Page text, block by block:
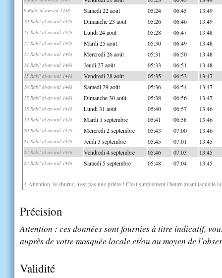
9 Rabi' al-awwal 1448 Samedi 22 août 05:24 06:45 13:49
10 Rabi' al-awwal 1448 Dimanche 23 août 05:26 06:46 13:49
11 Rabi' al-awwal 1448 Lundi 24 août 05:28 06:47 13:48
12 Rabi' al-awwal 1448 Mardi 25 août 05:30 06:49 13:48
13 Rabi' al-awwal 1448 Mercredi 26 août 05:31 06:50 13:48
14 Rabi' al-awwal 1448 Jeudi 27 août 05:33 06:51 13:48
15 Rabi' al-awwal 1448 Vendredi 28 août 05:35 06:53 13:47
16 Rabi' al-awwal 1448 Samedi 29 août 05:36 06:54 13:47
17 Rabi' al-awwal 1448 Dimanche 30 août 05:38 06:56 13:47
18 Rabi' al-awwal 1448 Lundi 31 août 05:40 06:57 13:46
19 Rabi' al-awwal 1448 Mardi 1 septembre 05:41 06:58 13:46
20 Rabi' al-awwal 1448 Mercredi 2 septembre 05:43 07:00 13:46
21 Rabi' al-awwal 1448 Jeudi 3 septembre 05:45 07:01 13:45
22 Rabi' al-awwal 1448 Vendredi 4 septembre 05:46 07:03 13:45
23 Rabi' al-awwal 1448 Samedi 5 septembre 05:48 07:04 13:45
* Attention, le shuruq n'est pas une prière ! C'est simplement l'heure avant laquelle
Précision
Attention : ces données sont fournies à titre indicatif,
auprès de votre mosquée locale et/ou au moyen de
Validité